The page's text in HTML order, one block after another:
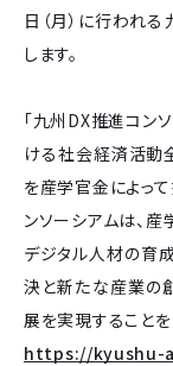
日（月）に行われ
します。
「九州DX推進コン
ける社会経済活動
を産学官金によっ
ンソーシアムは、
デジタル人材の育
決と新たな産業の
展を実現することを
https://kyushu-